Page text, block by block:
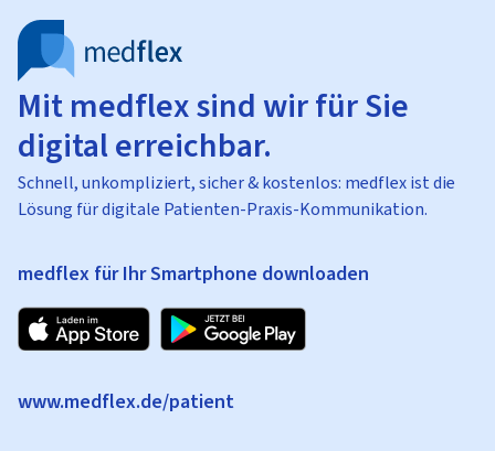
Mit medflex sind wir für Sie
digital erreichbar.
Schnell, unkompliziert, sicher & kostenlos: medflex ist die
Lösung für digitale Patienten-Praxis-Kommunikation.
medflex für Ihr Smartphone downloaden
www.medflex.de/patient